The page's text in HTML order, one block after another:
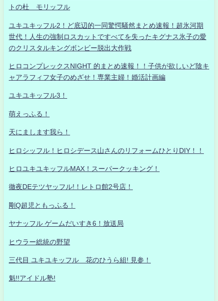
トの杜 モリッフル
ユキユキッフル2！ど底辺的一同驚愕騒然まとめ速報！超氷河期
世代！人生の強制ロスカットですべてを失ったキグナス氷子の愛
のクリスタルキングボンビー脱出大作戦
ヒロコンプレックスNIGHT 的まとめ速報！！子供が欲しいど陰キ
ャアラフィフ女子のめざせ！専業主婦！婚活計画編
ユキユキッフル3！
萌えっふる！
天にまします我ら！
ヒロシッフル！ヒロシデース山さんのリフォームひとりDIY！！
ヒロユキユキッフルMAX！スーパークッキング！
徹夜DEテツヤッフル!！レトロ館2号店！
剛Q超児ともっふる！
ヤナッフル ゲームだいすき6！放送局
ヒウラー総統の野望
三代目 ユキユキッフル 花のひうら組! 見参！
魁!!アイドル塾!